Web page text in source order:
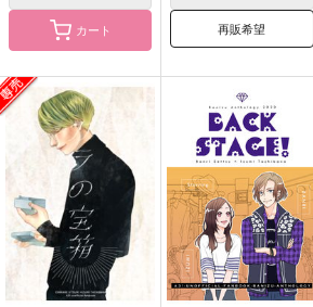
カート 再販希望